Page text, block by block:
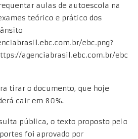
aulas de autoescola na
teórico e prático dos
ebc.png?
agenciabrasil.ebc.com.br/
tirar o documento, que hoje
cair em 80%.
pública, o texto proposto pelo
foi aprovado por